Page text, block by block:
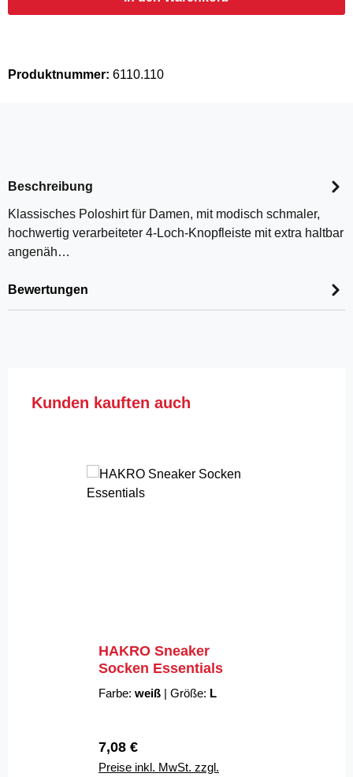
Produktnummer: 6110.110
Beschreibung
Klassisches Poloshirt für Damen, mit modisch schmaler,
hochwertig verarbeiteter 4-Loch-Knopfleiste mit extra haltbar
angenäh…
Bewertungen
Produktgalerie überspringen
Kunden kauften auch
HAKRO Sneaker
Socken Essentials
Farbe: weiß | Größe: L
Regulärer Preis:
7,08 €
Preise inkl. MwSt. zzgl.